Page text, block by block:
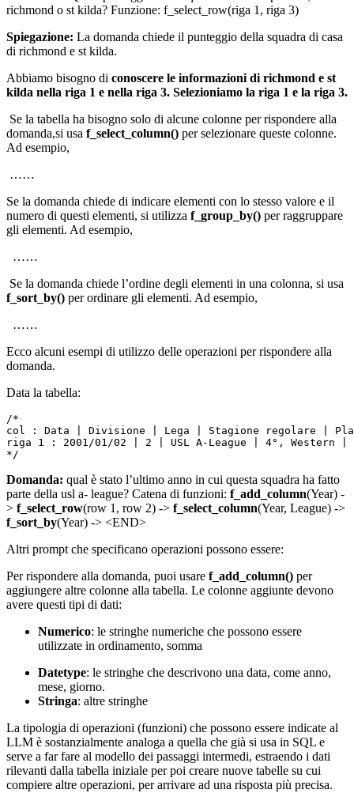
richmond o st kilda? Funzione: f_select_row(riga 1, riga 3)
Spiegazione: La domanda chiede il punteggio della squadra di casa
di richmond e st kilda.
Abbiamo bisogno di conoscere le informazioni di richmond e st
kilda nella riga 1 e nella riga 3. Selezioniamo la riga 1 e la riga 3.
Se la tabella ha bisogno solo di alcune colonne per rispondere alla
domanda,si usa f_select_column() per selezionare queste colonne.
Ad esempio,
……
Se la domanda chiede di indicare elementi con lo stesso valore e il
numero di questi elementi, si utilizza f_group_by() per raggruppare
gli elementi. Ad esempio,
……
Se la domanda chiede l’ordine degli elementi in una colonna, si usa
f_sort_by() per ordinare gli elementi. Ad esempio,
……
Ecco alcuni esempi di utilizzo delle operazioni per rispondere alla
domanda.
Data la tabella:
/*
col : Data | Divisione | Lega | Stagione regolare |
riga 1 : 2001/01/02 | 2 | USL A-League | 4°,
*/
Domanda: qual è stato l’ultimo anno in cui questa squadra ha fatto
parte della usl a- league? Catena di funzioni: f_add_column(Year) -
> f_select_row(row 1, row 2) -> f_select_column(Year, League) ->
f_sort_by(Year) -> <END>
Altri prompt che specificano operazioni possono essere:
Per rispondere alla domanda, puoi usare f_add_column() per
aggiungere altre colonne alla tabella. Le colonne aggiunte devono
avere questi tipi di dati:
Numerico: le stringhe numeriche che possono essere
utilizzate in ordinamento, somma
Datetype: le stringhe che descrivono una data, come anno,
mese, giorno.
Stringa: altre stringhe
La tipologia di operazioni (funzioni) che possono essere indicate al
LLM è sostanzialmente analoga a quella che già si usa in SQL e
serve a far fare al modello dei passaggi intermedi, estraendo i dati
rilevanti dalla tabella iniziale per poi creare nuove tabelle su cui
compiere altre operazioni, per arrivare ad una risposta più precisa.